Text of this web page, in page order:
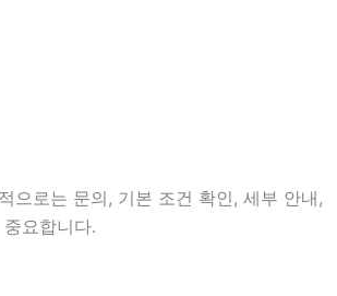
으로는 문의, 기본 조건 확인, 세부 안내,
요합니다.